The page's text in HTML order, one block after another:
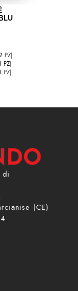
PZ)
PZ)
PZ)
(CE)